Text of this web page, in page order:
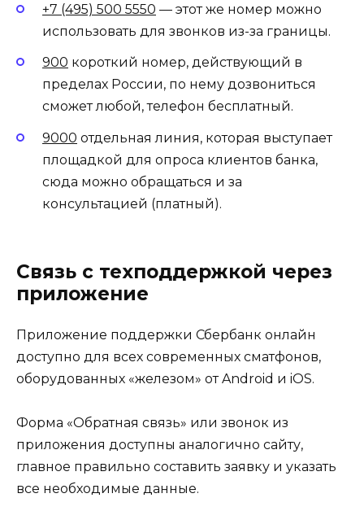
+7 (495) 500 5550 — этот же номер можно
использовать для звонков из-за границы.
900 короткий номер, действующий в
пределах России, по нему дозвониться
сможет любой, телефон бесплатный.
9000 отдельная линия, которая выступает
площадкой для опроса клиентов банка,
сюда можно обращаться и за
консультацией (платный).
Связь с техподдержкой через
приложение
Приложение поддержки Сбербанк онлайн
доступно для всех современных сматфонов,
оборудованных «железом» от Android и iOS.
Форма «Обратная связь» или звонок из
приложения доступны аналогично сайту,
главное правильно составить заявку и указать
все необходимые данные.